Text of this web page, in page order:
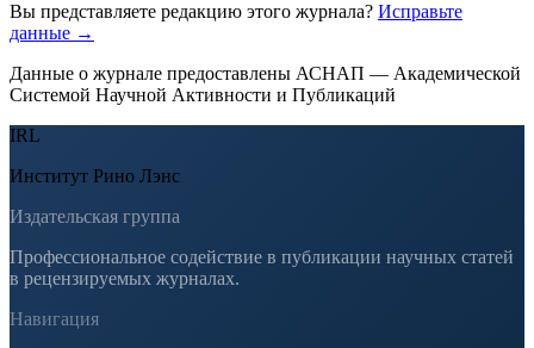
Вы представляете редакцию этого журнала? Исправьте
данные →
Данные о журнале предоставлены АСНАП — Академической
Системой Научной Активности и Публикаций
IRL
Институт Рино Лэнс
Издательская группа
Профессиональное содействие в публикации научных статей
в рецензируемых журналах.
Навигация